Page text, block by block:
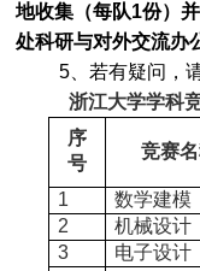
地收集（每队1份）
处科研与对外交流办
5 、若有疑问，
浙江大学学科
序
号
竞赛
1 数学建模
2
机械设计
3
电子设计